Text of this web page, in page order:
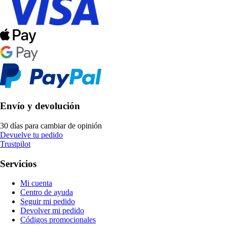
Envío y devolución
30 días para cambiar de opinión
Devuelve tu pedido
Trustpilot
Servicios
Mi cuenta
Centro de ayuda
Seguir mi pedido
Devolver mi pedido
Códigos promocionales